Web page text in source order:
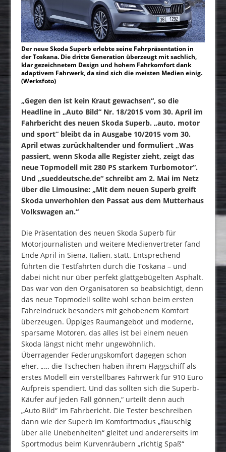
Der neue Skoda Superb erlebte seine Fahrpräsentation in
der Toskana. Die dritte Generation überzeugt mit sachlich,
klar gezeichnetem Design und hohem Fahrkomfort dank
adaptivem Fahrwerk, da sind sich die meisten Medien einig.
(Werksfoto)
„Gegen den ist kein Kraut gewachsen“, so die
Headline in „Auto Bild“ Nr. 18/2015 vom 30. April im
Fahrbericht des neuen Skoda Superb. „auto, motor
und sport“ bleibt da in Ausgabe 10/2015 vom 30.
April etwas zurückhaltender und formuliert „Was
passiert, wenn Skoda alle Register zieht, zeigt das
neue Topmodell mit 280 PS starkem Turbomotor“.
Und „sueddeutsche.de“ schreibt am 2. Mai im Netz
über die Limousine: „Mit dem neuen Superb greift
Skoda unverhohlen den Passat aus dem Mutterhaus
Volkswagen an.“
Die Präsentation des neuen Skoda Superb für
Motorjournalisten und weitere Medienvertreter fand
Ende April in Siena, Italien, statt. Entsprechend
führten die Testfahrten durch die Toskana – und
dabei nicht nur über perfekt glattgebügelten Asphalt.
Das war von den Organisatoren so beabsichtigt, denn
das neue Topmodell sollte wohl schon beim ersten
Fahreindruck besonders mit gehobenem Komfort
überzeugen. Üppiges Raumangebot und moderne,
sparsame Motoren, das alles ist bei einem neuen
Skoda längst nicht mehr ungewöhnlich.
Überragender Federungskomfort dagegen schon
eher. „… die Tschechen haben ihrem Flaggschiff als
erstes Modell ein verstellbares Fahrwerk für 910 Euro
Aufpreis spendiert. Und das sollten sich die Superb-
Käufer auf jeden Fall gönnen,“ urteilt denn auch
„Auto Bild“ im Fahrbericht. Die Tester beschreiben
dann wie der Superb im Komfortmodus „flauschig
über alle Unebenheiten“ gleitet und andererseits im
Sportmodus beim Kurvenräubern „richtig Spaß“